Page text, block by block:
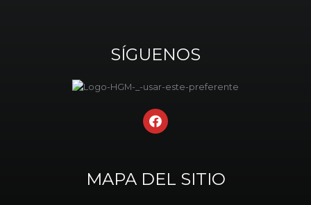
SÍGUENOS
F
a
o
o
MAPA DEL SITIO